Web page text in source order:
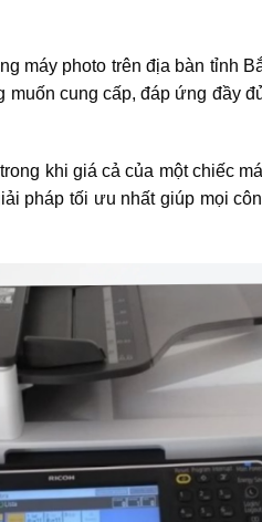
máy photo trên địa bàn tỉnh
muốn cung cấp, đáp ứng đầy
khi giá cả của một chiếc
pháp tối ưu nhất giúp mọi